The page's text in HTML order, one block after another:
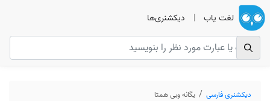
لغت یاب | دیکشنری‌ها
دیکشنری فارسی یگانه وبی همتا